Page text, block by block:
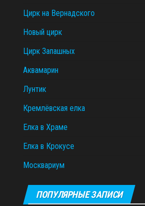
Цирк на Вернадского
Новый цирк
Цирк Запашных
Аквамарин
Лунтик
Кремлёвская елка
Елка в Храме
Елка в Крокусе
Москвариум
ПОПУЛЯРНЫЕ ЗАПИСИ